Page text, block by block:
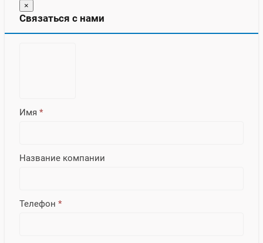
×
Связаться с нами
Имя *
Название компании
Телефон *